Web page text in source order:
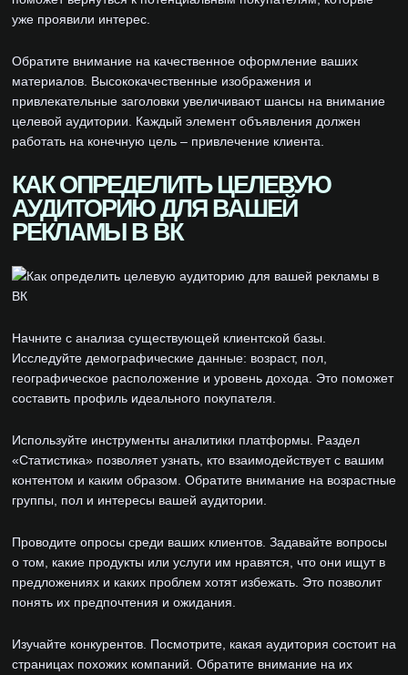
уже проявили интерес.
Обратите внимание на качественное оформление ваших
материалов. Высококачественные изображения и
привлекательные заголовки увеличивают шансы на внимание
целевой аудитории. Каждый элемент объявления должен
работать на конечную цель – привлечение клиента.
КАК ОПРЕДЕЛИТЬ ЦЕЛЕВУЮ
АУДИТОРИЮ ДЛЯ ВАШЕЙ
РЕКЛАМЫ В ВК
Начните с анализа существующей клиентской базы.
Исследуйте демографические данные: возраст, пол,
географическое расположение и уровень дохода. Это поможет
составить профиль идеального покупателя.
Используйте инструменты аналитики платформы. Раздел
«Статистика» позволяет узнать, кто взаимодействует с вашим
контентом и каким образом. Обратите внимание на возрастные
группы, пол и интересы вашей аудитории.
Проводите опросы среди ваших клиентов. Задавайте вопросы
о том, какие продукты или услуги им нравятся, что они ищут в
предложениях и каких проблем хотят избежать. Это позволит
понять их предпочтения и ожидания.
Изучайте конкурентов. Посмотрите, какая аудитория состоит на
страницах похожих компаний. Обратите внимание на их